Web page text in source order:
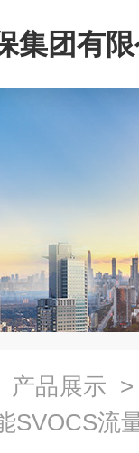
集团有
产品展示
SVOCS流